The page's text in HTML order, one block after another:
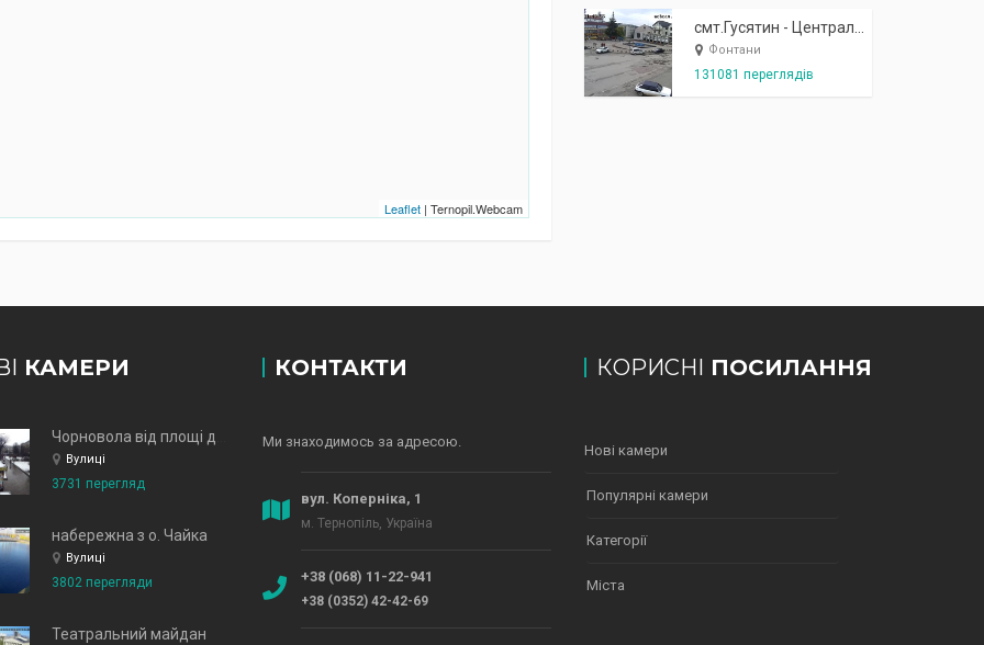
Leaflet| Ternopil.Webcam
Фонтани
131081 переглядів
КАМЕРИ
Вулиці
3731 перегляд
набережна з о. Чайка
Вулиці
3802 перегляди
Театральний майдан
КОНТАКТИ
Ми знаходимось за адресою.
вул. Коперніка, 1
м. Тернопіль, Україна
+38 (068) 11-22-941
+38 (0352) 42-42-69
КОРИСНІ ПОСИЛАННЯ
Нові камери
Популярні камери
Категорії
Міста